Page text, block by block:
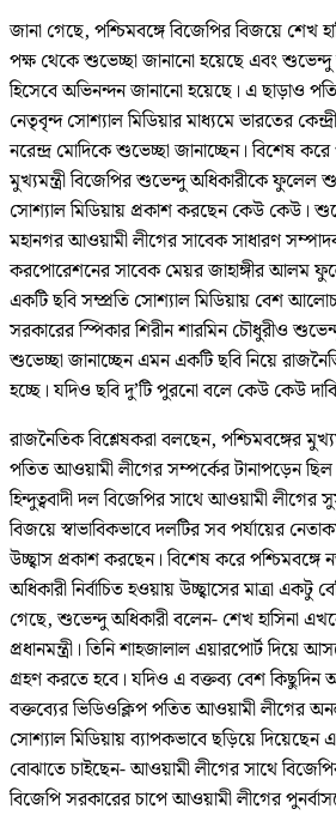
জানা গেছে, পশ্চিমবঙ্গে বিজেপির বিজয়ে শেখ
পক্ষ থেকে শুভেচ্ছা জানানো হয়েছে এবং শুভেন্দু
হিসেবে অভিনন্দন জানানো হয়েছে। এ ছাড়াও
নেতৃবৃন্দ সোশ্যাল মিডিয়ার মাধ্যমে ভারতের
নরেন্দ্র মোদিকে শুভেচ্ছা জানাচ্ছেন। বিশেষ করে
মুখ্যমন্ত্রী বিজেপির শুভেন্দু অধিকারীকে ফুলেল
সোশ্যাল মিডিয়ায় প্রকাশ করছেন কেউ কেউ।
মহানগর আওয়ামী লীগের সাবেক সাধারণ
করপোরেশনের সাবেক মেয়র জাহাঙ্গীর আলম
একটি ছবি সম্প্রতি সোশ্যাল মিডিয়ায় বেশ
সরকারের স্পিকার শিরীন শারমিন চৌধুরীও
শুভেচ্ছা জানাচ্ছেন এমন একটি ছবি নিয়ে
হচ্ছে। যদিও ছবি দু’টি পুরনো বলে কেউ কেউ
রাজনৈতিক বিশ্লেষকরা বলছেন, পশ্চিমবঙ্গের
পতিত আওয়ামী লীগের সম্পর্কের টানাপড়েন ছিল।
হিন্দুত্ববাদী দল বিজেপির সাথে আওয়ামী লীগের
বিজয়ে স্বাভাবিকভাবে দলটির সব পর্যায়ের
উচ্ছ্বাস প্রকাশ করছেন। বিশেষ করে পশ্চিমবঙ্গে
অধিকারী নির্বাচিত হওয়ায় উচ্ছ্বাসের মাত্রা একটু
গেছে, শুভেন্দু অধিকারী বলেন- শেখ হাসিনা
প্রধানমন্ত্রী। তিনি শাহজালাল এয়ারপোর্ট দিয়ে
গ্রহণ করতে হবে। যদিও এ বক্তব্য বেশ
বক্তব্যের ভিডিওক্লিপ পতিত আওয়ামী লীগের
সোশ্যাল মিডিয়ায় ব্যাপকভাবে ছড়িয়ে দিয়েছেন
বোঝাতে চাইছেন- আওয়ামী লীগের সাথে
বিজেপি সরকারের চাপে আওয়ামী লীগের